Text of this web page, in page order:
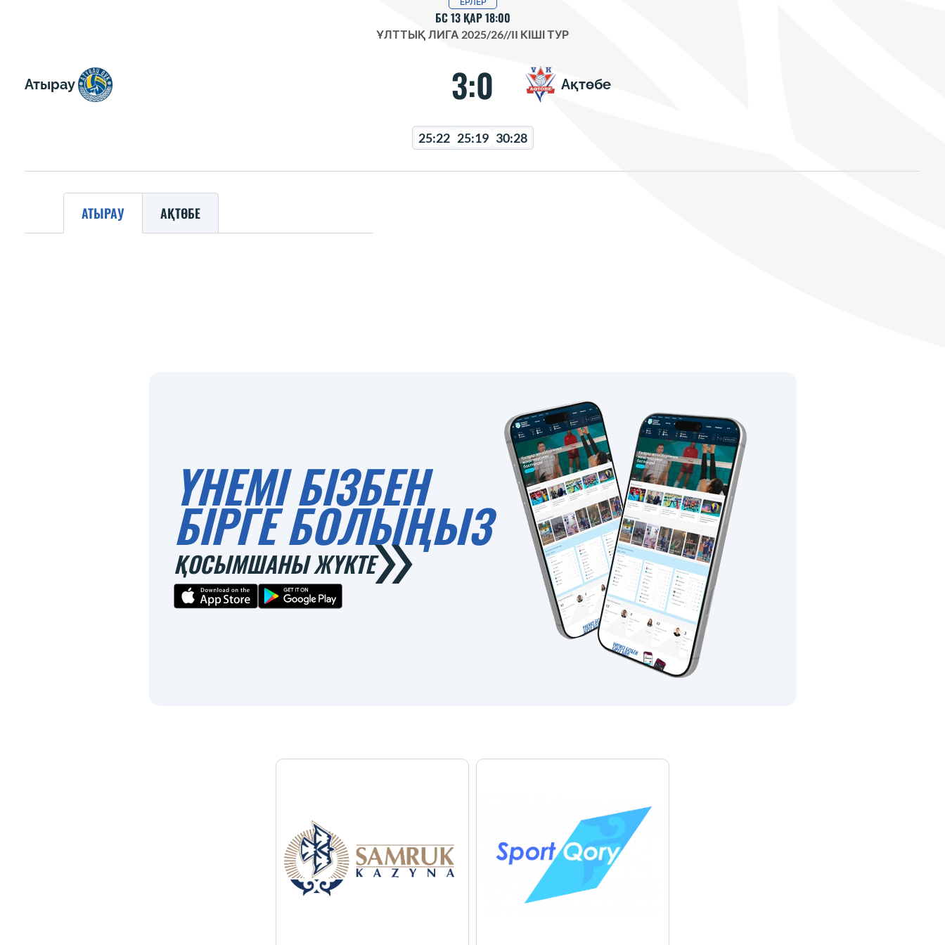
ЕРЛЕР
БС 13 ҚАР 18:00
ҰЛТТЫҚ ЛИГА 2025/26//II КІШІ ТУР
Атырау 3:0 Ақтөбе
25:22 25:19 30:28
АТЫРАУ АҚТӨБЕ
ҮНЕМІ БІЗБЕН
БІРГЕ БОЛЫҢЫЗ
ҚОСЫМШАНЫ ЖҮКТЕ